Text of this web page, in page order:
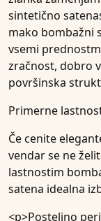
sintetično
mako bombažni
vsemi
zračnost, dobro
površinska
Primerne
Če cenite
vendar se ne
lastnostim
satena idealna
<p>Posteljno